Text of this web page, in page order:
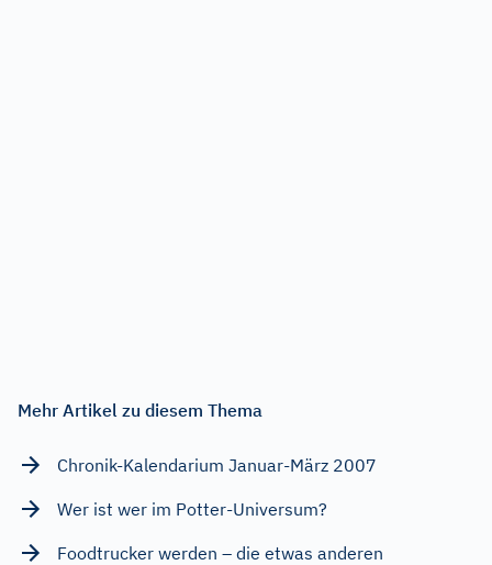
Mehr Artikel zu diesem Thema
Chronik-Kalendarium Januar-März 2007
Wer ist wer im Potter-Universum?
Foodtrucker werden – die etwas anderen